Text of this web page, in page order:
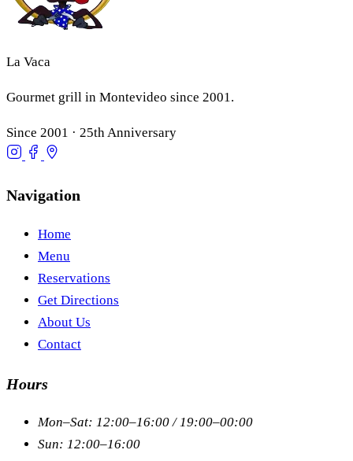
La Vaca
Gourmet grill in Montevideo since 2001.
Since 2001 · 25th Anniversary
Navigation
Home
Menu
Reservations
Get Directions
About Us
Contact
Hours
Mon–Sat: 12:00–16:00 / 19:00–00:00
Sun: 12:00–16:00